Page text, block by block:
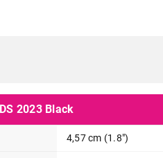
2023 Black
4,57 cm (1.8")